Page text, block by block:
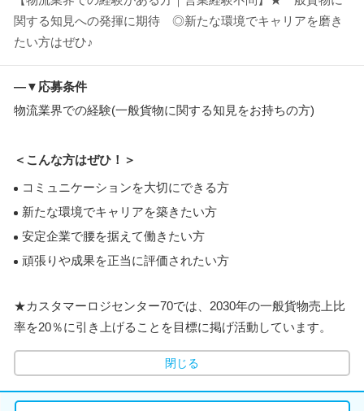
関する知見への発揮に期待 ◎新たな環境でキャリアを磨き
たい方はぜひ♪
―▼応募条件
物流業界での経験(一般貨物に関する知見をお持ちの方)
＜こんな方はぜひ！＞
コミュニケーションを大切にできる方
新たな環境でキャリアを築きたい方
安定企業で腰を据えて働きたい方
頑張りや成果を正当に評価されたい方
★カスタマーロジセンター70では、2030年の一般貨物売上比
率を20％に引き上げることを目標に掲げ活動しています。
閉じる